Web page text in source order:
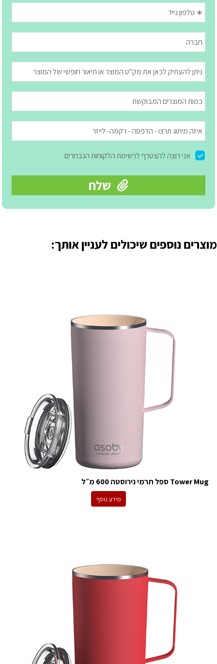
מוצרים נוספים שיכולים לעניין אותך:
Tower Mug ספל תרמי נירוסטה 600 מ״ל
מידע נוסף